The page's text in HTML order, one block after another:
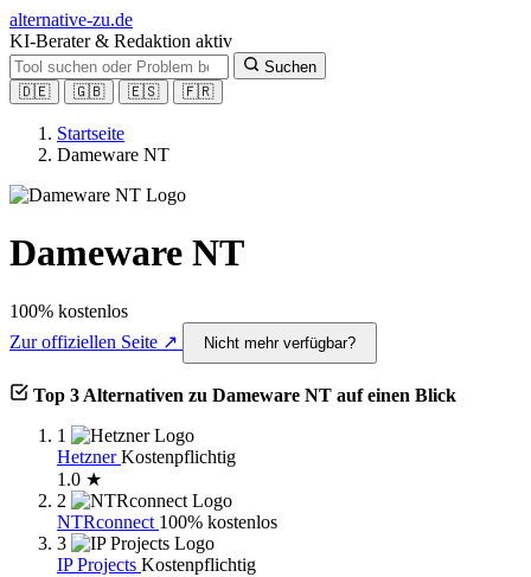
alternative-zu.de
KI-Berater & Redaktion aktiv
Suchen
🇩🇪
🇬🇧 🇪🇸 🇫🇷
Startseite
Dameware NT
Dameware NT
100% kostenlos
Zur offiziellen Seite ↗
Nicht mehr verfügbar?
Top 3 Alternativen zu Dameware NT auf einen Blick
1
HetznerKostenpflichtig
1.0 ★
2
NTRconnect 100% kostenlos
3
IP Projects Kostenpflichtig